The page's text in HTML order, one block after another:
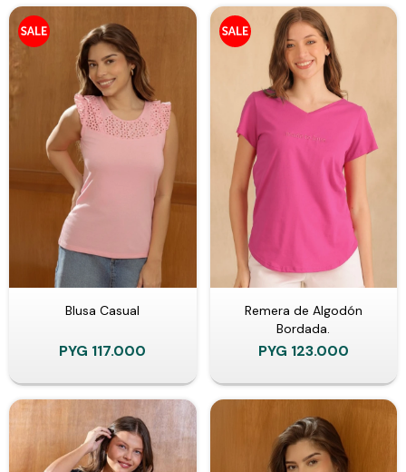
Blusa Casual
PYG 117.000
Remera de Algodón
Bordada.
PYG 123.000